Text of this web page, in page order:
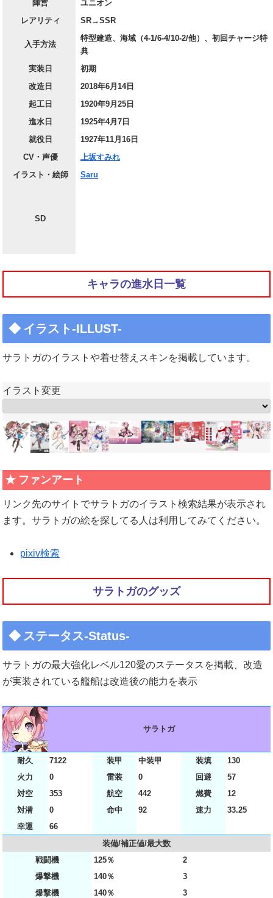
陣営
ユニオン
レアリティ
SR→SSR
入手方法
特型建造、海域（4-1/6-4/10-2/他）、初回チャージ特
典
実装日
初期
改造日
2018年6月14日
起工日
1920年9月25日
進水日
1925年4月7日
就役日
1927年11月16日
CV・声優
上坂すみれ
イラスト・絵師
Saru
SD
キャラの進水日一覧
イラスト-ILLUST-
サラトガのイラストや着せ替えスキンを掲載しています。
イラスト変更
ファンアート
リンク先のサイトでサラトガのイラスト検索結果が表示され
ます。サラトガの絵を探してる人は利用してみてください。
pixiv検索
サラトガのグッズ
ステータス-Status-
サラトガの最大強化レベル120愛のステータスを掲載、改造
が実装されている艦船は改造後の能力を表示
サラトガ
耐久 7122 装甲 中装甲 装填
130
火力
0 雷装 0 回避
57
対空
353 航空 442 燃費
12
対潜
0 命中 92 速力
33.25
幸運
66
装備/補正値/最大数
戦闘機
125％
2
爆撃機
140％
3
爆撃機
140％ 3